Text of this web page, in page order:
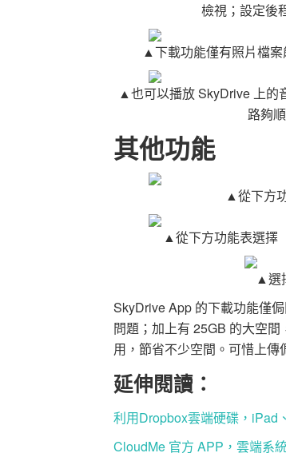
檢視；設定後
▲下載功能僅有照片檔案
▲也可以播放 SkyDrive 上的
路夠
其他功能
▲從下方
▲從下方功能表選擇
▲選
SkyDrive App 的下載功能僅
問題；加上有 25GB 的大空
用，節省不少空間。可惜上傳
延伸閱讀：
利用Dropbox雲端硬碟，iPad
CloudMe 官方 APP ，雲端系